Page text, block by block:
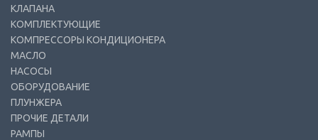
КЛАПАНА
КОМПЛЕКТУЮЩИЕ
КОМПРЕССОРЫ КОНДИЦИОНЕРА
МАСЛО
НАСОСЫ
ОБОРУДОВАНИЕ
ПЛУНЖЕРА
ПРОЧИЕ ДЕТАЛИ
РАМПЫ